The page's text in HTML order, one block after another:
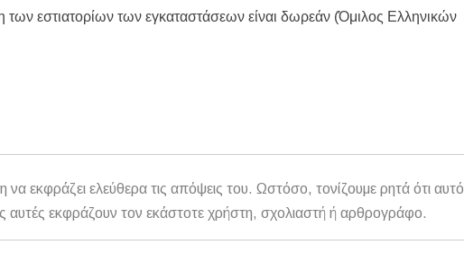
εστιατορίων των εγκαταστάσεων είναι δωρεάν (Όμιλος Ελληνικών
εκφράζει ελεύθερα τις απόψεις του. Ωστόσο, τονίζουμε ρητά ότι αυτό
αυτές εκφράζουν τον εκάστοτε χρήστη, σχολιαστή ή αρθρογράφο.